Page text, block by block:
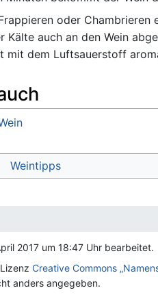
oder Chambrieren
Kälte auch an den Wein
mit dem Luftsauerstoff
Weintipps
2017 um 18:47 Uhr bearbeitet.
Creative Commons
anders angegeben.